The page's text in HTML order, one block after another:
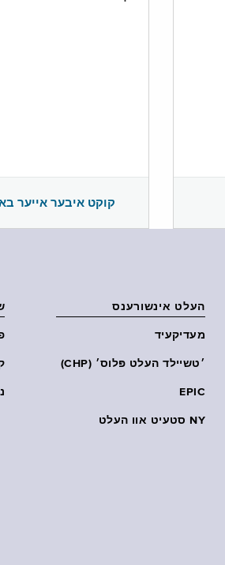
קוקט איבער אייער
העלט אינשורענס
מעדיקעיד
׳טשיילד העלט פּלוס׳ (CHP)
EPIC
NY סטעיט אוו העלט